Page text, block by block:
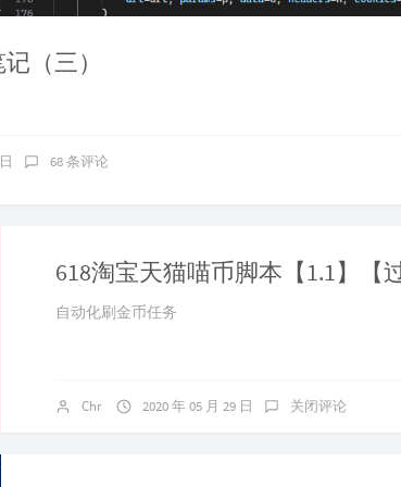
（三）
68 条评论
618淘宝天猫喵币脚本【1.1】【
自动化刷金币任务
Chr 2020 年 05 月 29 日 关闭评论